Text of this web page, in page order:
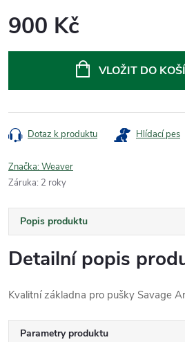
900 Kč
VLOŽIT DO
Dotaz k produktu Hlídací pes
Značka:Weaver
Záruka: 2 roky
Popis produktu
Detailní popis
Kvalitní základna pro pušky Savage
Parametry produktu